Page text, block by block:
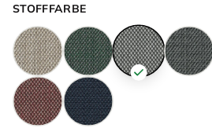
STOFFFARBE